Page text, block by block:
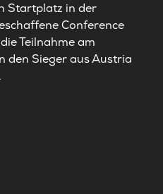
Startplatz in der
Conference
Teilnahme am
den Sieger aus Austria